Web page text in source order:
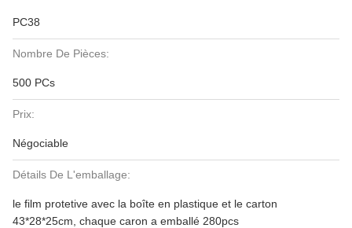
PC38
Nombre De Pièces:
500 PCs
Prix:
Négociable
Détails De L'emballage:
le film protetive avec la boîte en plastique et le carton
43*28*25cm, chaque caron a emballé 280pcs